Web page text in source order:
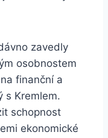
zavedly
osobnostem
finanční a
s Kremlem.
schopnost
ekonomické